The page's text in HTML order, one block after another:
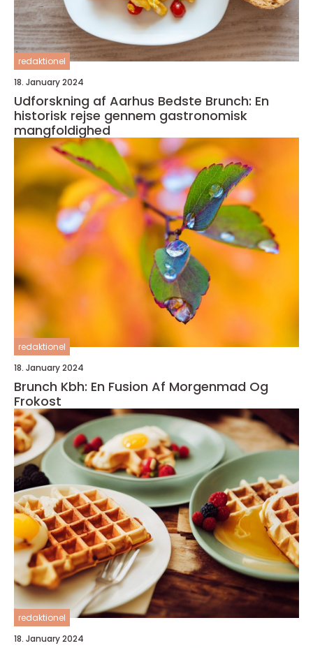
redaktionel
18. January 2024
Udforskning af Aarhus Bedste Brunch: En
historisk rejse gennem gastronomisk
mangfoldighed
redaktionel
18. January 2024
Brunch Kbh: En Fusion Af Morgenmad Og
Frokost
redaktionel
18. January 2024